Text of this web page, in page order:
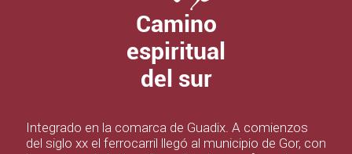
Camino
espiritual
del sur
Integrado en la comarca de Guadix. A comienzos
del siglo xx el ferrocarril llegó al municipio de Gor, con